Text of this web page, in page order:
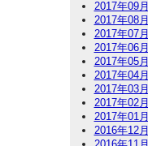
2017年09月
2017年08月
2017年07月
2017年06月
2017年05月
2017年04月
2017年03月
2017年02月
2017年01月
2016年12月